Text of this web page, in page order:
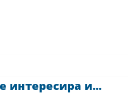
интересира и...